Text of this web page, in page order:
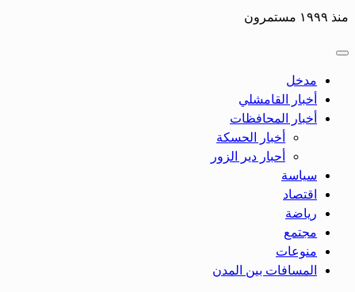
منذ ١٩٩٩ مستمرون
مدخل
أخبار القامشلي
أخبار المحافظات
أخبار الحسكة
أحبار دير الزور
سياسة
اقتصاد
رياضة
مجتمع
منوعات
المسافات بين المدن